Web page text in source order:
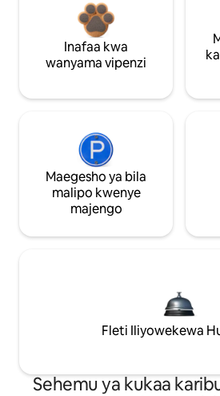
Inafaa kwa
wanyama vipenzi
Maegesho ya bila
malipo kwenye
majengo
Fleti Iliyowekewa
Sehemu ya kukaa